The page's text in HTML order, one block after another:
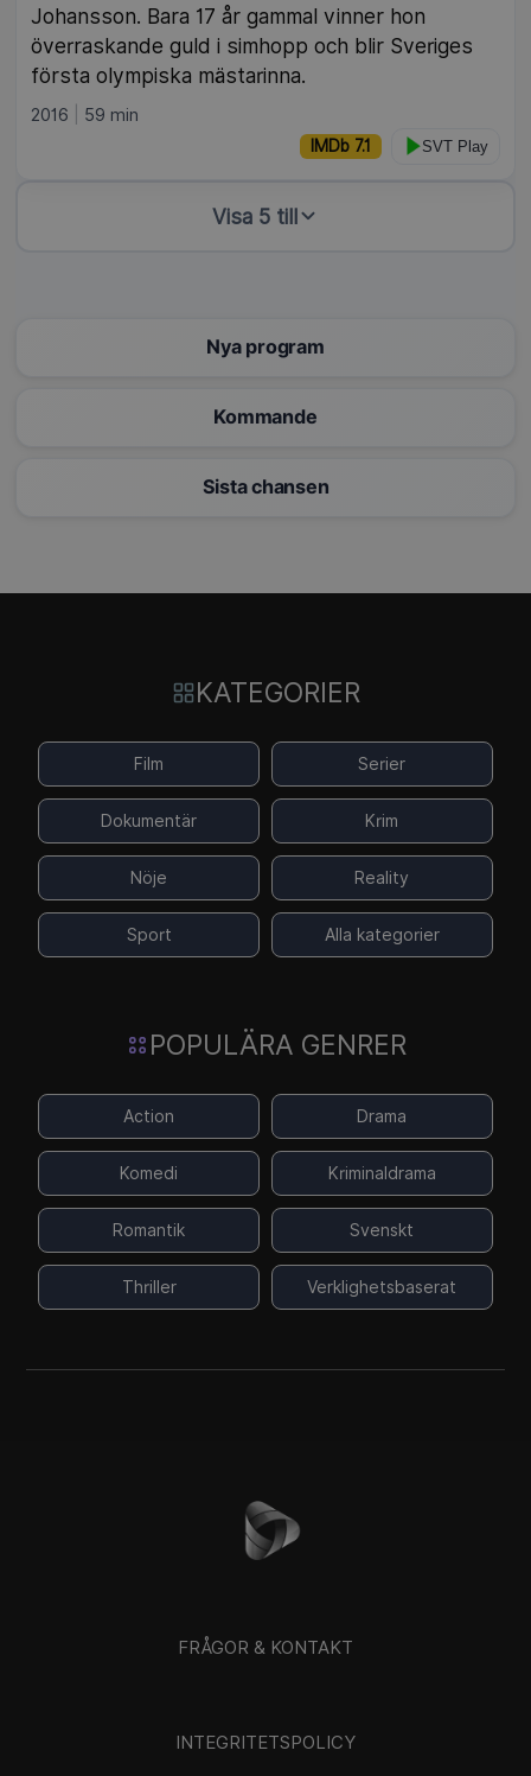
Johansson. Bara 17 år gammal vinner hon
överraskande guld i simhopp och blir Sveriges
första olympiska mästarinna.
2016 59 min
IMDb 7.1 SVT Play
Visa 5 till
Nya program
Kommande
Sista chansen
KATEGORIER
Film Serier
Dokumentär Krim
Nöje Reality
Sport Alla kategorier
POPULÄRA GENRER
Action Drama
Komedi Kriminaldrama
Romantik Svenskt
Thriller Verklighetsbaserat
FRÅGOR & KONTAKT
INTEGRITETSPOLICY